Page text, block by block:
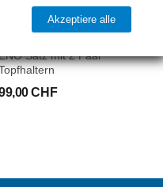
Satz mit 2 Paar
CHF
Akzeptiere alle